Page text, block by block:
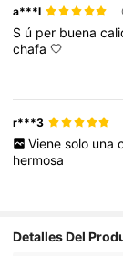
a***l
S ú per buena
chafa🤍
r***3
Viene solo una
hermosa
Detalles Del